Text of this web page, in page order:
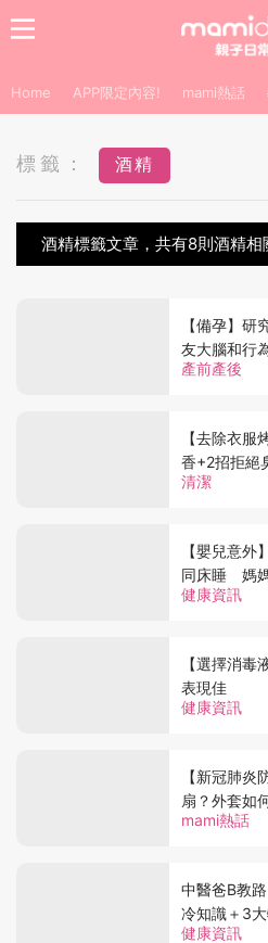
Home APP限定內容! mami熱話
標籤： 酒精
酒精標籤文章，共有8則酒精相
產前產後
【備孕】
友大腦和行
清潔
【去除衣
香+2招拒絕
異味衣服！
健康資訊
【嬰兒意外
同床睡 媽
健康資訊
【選擇消
表現佳
mami熱話
【新冠肺
扇？外套如
10大防疫迷思
健康資訊
中醫爸B教
冷知識＋3